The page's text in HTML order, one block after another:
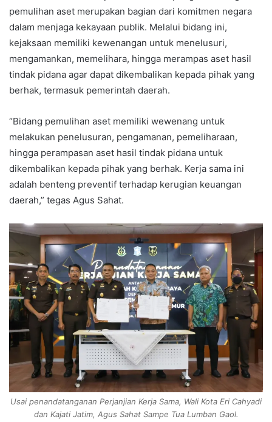
pemulihan aset merupakan bagian dari komitmen negara
dalam menjaga kekayaan publik. Melalui bidang ini,
kejaksaan memiliki kewenangan untuk menelusuri,
mengamankan, memelihara, hingga merampas aset hasil
tindak pidana agar dapat dikembalikan kepada pihak yang
berhak, termasuk pemerintah daerah.
“Bidang pemulihan aset memiliki wewenang untuk
melakukan penelusuran, pengamanan, pemeliharaan,
hingga perampasan aset hasil tindak pidana untuk
dikembalikan kepada pihak yang berhak. Kerja sama ini
adalah benteng preventif terhadap kerugian keuangan
daerah,” tegas Agus Sahat.
Usai penandatanganan Perjanjian Kerja Sama, Wali Kota Eri Cahyadi
dan Kajati Jatim, Agus Sahat Sampe Tua Lumban Gaol.